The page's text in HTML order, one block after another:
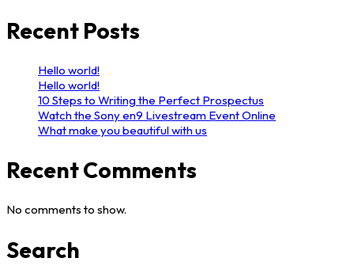
Recent Posts
Hello world!
Hello world!
10 Steps to Writing the Perfect Prospectus
Watch the Sony en9 Livestream Event Online
What make you beautiful with us
Recent Comments
No comments to show.
Search